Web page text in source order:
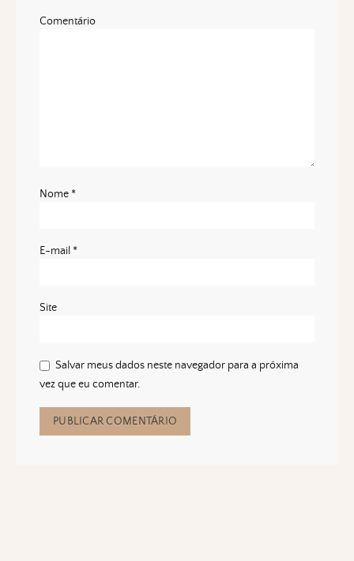
Comentário
Nome *
E-mail *
Site
Salvar meus dados neste navegador para a próxima
vez que eu comentar.